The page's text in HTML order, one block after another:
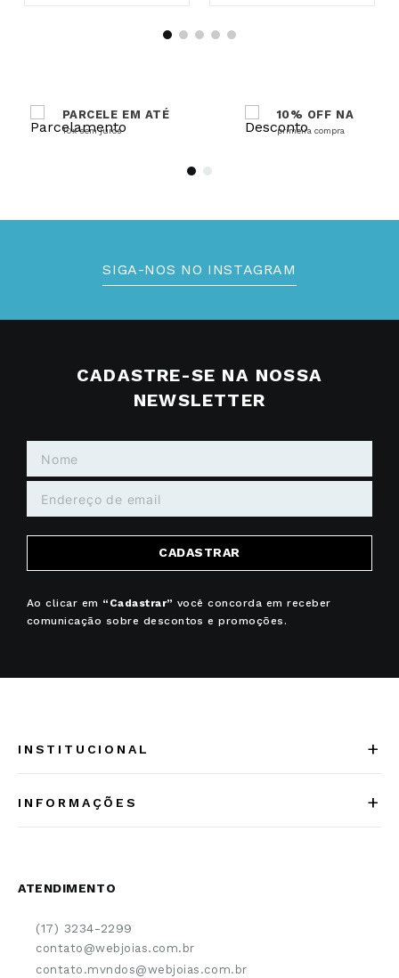
PARCELE EM ATÉ
10x sem juros
10% OFF NA
primeira compra
SIGA-NOS NO INSTAGRAM
CADASTRE-SE NA NOSSA
NEWSLETTER
CADASTRAR
Ao clicar em “Cadastrar” você concorda em receber
comunicação sobre descontos e promoções.
INSTITUCIONAL +
Conheça a linha MVNDOS
INFORMAÇÕES +
Cancelamento de Compra
ATENDIMENTO
(17) 3234-2299
contato@webjoias.com.br
contato.mvndos@webjoias.com.br